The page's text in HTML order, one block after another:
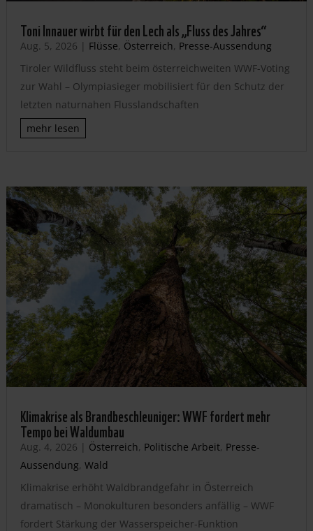
Toni Innauer wirbt für den Lech als „Fluss des Jahres“
Aug. 5, 2026 | Flüsse, Österreich, Presse-Aussendung
Tiroler Wildfluss steht beim österreichweiten WWF-Voting
zur Wahl – Olympiasieger mobilisiert für den Schutz der
letzten naturnahen Flusslandschaften
mehr lesen
Klimakrise als Brandbeschleuniger: WWF fordert mehr
Tempo bei Waldumbau
Aug. 4, 2026 | Österreich, Politische Arbeit, Presse-
Aussendung, Wald
Klimakrise erhöht Waldbrandgefahr in Österreich
dramatisch – Monokulturen besonders anfällig – WWF
fordert Stärkung der Wasserspeicher-Funktion